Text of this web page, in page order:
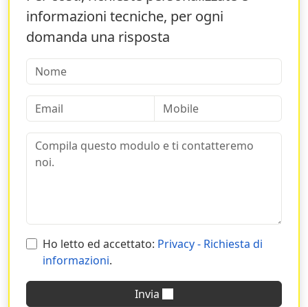
concorrenzialee personalizza i tuoi prodotti
scegliendo tu stesso ogni singolo dettaglio.
A seconda dell’uso e della necessità, puoi scegliere il
formato che più si addice al messaggio che hai bisogno
vincente. Inserisci immagini significative, grafiche
elaborate e ricercate e testi chiari e diretti. Combina
tutto prestando attenzione ad ogni dettaglio e arriva
dritto al cuore dei tuoi stakeholders!
quindici anni di esperienza alle spalle e ai numerosi
riconoscimenti ottenuti, è in grado di offrirti un servizio
unico e completo che va dalla progettazione, alla
stampa, fino alla consegna direttamente presso il tuo
informazioni tecniche, per ogni
domanda una risposta
Ho letto ed accettato: Privacy - Richiesta di
informazioni.
Invia